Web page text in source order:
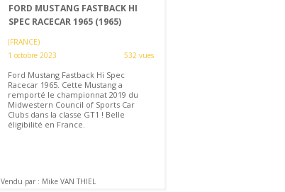
FORD MUSTANG FASTBACK HI
SPEC RACECAR 1965 (1965)
(FRANCE)
1 octobre 2023
532 vues
Ford Mustang Fastback Hi Spec
Racecar 1965. Cette Mustang a
remporté le championnat 2019 du
Midwestern Council of Sports Car
Clubs dans la classe GT1 ! Belle
éligibilité en France.
Vendu par : Mike VAN THIEL